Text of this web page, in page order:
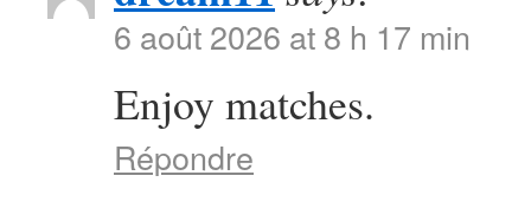
6 août 2026 at 8 h 17 min
Enjoy matches.
Répondre